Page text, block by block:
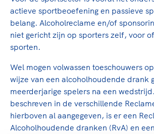
actieve sportbeoefening en passieve
belang. Alcoholreclame en/of
niet gericht zijn op sporters zelf, voor
sporten.
Wel mogen volwassen toeschouwers
wijze van een alcoholhoudende drank
meerderjarige spelers na een
beschreven in de verschillende
hierboven al aangegeven, is er een
Alcoholhoudende dranken (RvA) en